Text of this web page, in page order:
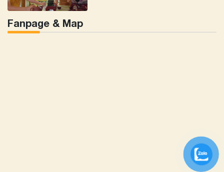
Fanpage & Map